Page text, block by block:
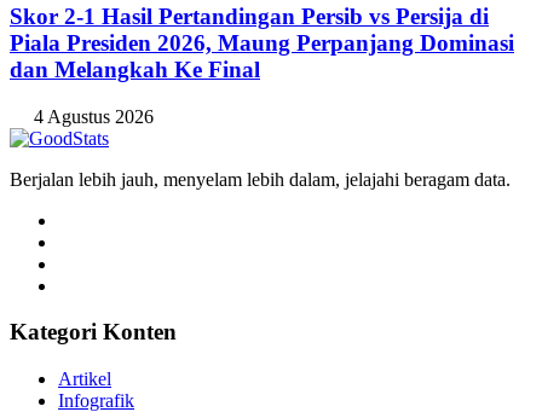
Skor 2-1 Hasil Pertandingan Persib vs Persija di
Piala Presiden 2026, Maung Perpanjang Dominasi
dan Melangkah Ke Final
4 Agustus 2026
Berjalan lebih jauh, menyelam lebih dalam, jelajahi beragam data.
Kategori Konten
Artikel
Infografik